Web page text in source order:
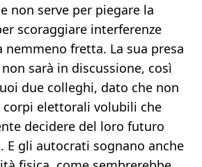
non serve per piegare la
scoraggiare interferenze
nemmeno fretta. La sua presa
sarà in discussione, così
due colleghi, dato che non
elettorali volubili che
decidere del loro futuro
E gli autocrati sognano anche